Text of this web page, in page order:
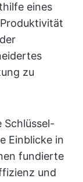
eines
zu
Schlüssel-
Einblicke in
fundierte
und